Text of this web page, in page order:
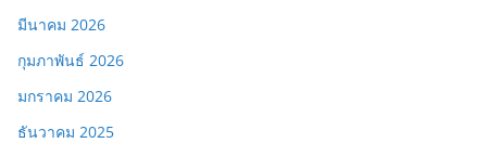
มีนาคม 2026
กุมภาพันธ์ 2026
มกราคม 2026
ธันวาคม 2025